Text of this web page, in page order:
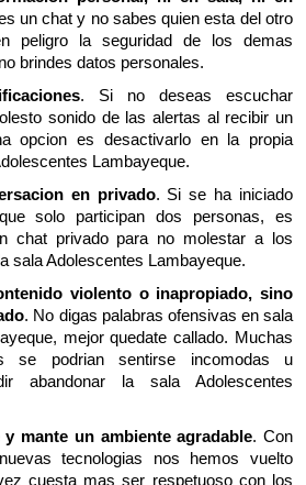
un chat y no sabes quien esta del otro
peligro la seguridad de los demas
brindes datos personales.
. Si no deseas escuchar
sonido de las alertas al recibir un
opcion es desactivarlo en la propia
Lambayeque.
en privado. Si se ha iniciado
solo participan dos personas, es
chat privado para no molestar a los
sala Adolescentes Lambayeque.
violento o inapropiado, sino
. No digas palabras ofensivas en sala
mejor quedate callado. Muchas
se podrian sentirse incomodas u
abandonar la sala Adolescentes
mante un ambiente agradable. Con
tecnologias nos hemos vuelto
cuesta mas ser respetuoso con los